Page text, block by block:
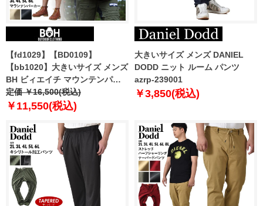
【fd1029】【BD0109】
【bb1020】大きいサイズ メンズ
BH ビィエイチ マウンテンパー
カー 撥水加工 bhb-230101
定価 ￥16,500(税込)
￥11,550(税込)
大きいサイズ メンズ DANIEL
DODD ニット ルーム パンツ
azrp-239001
￥3,850(税込)